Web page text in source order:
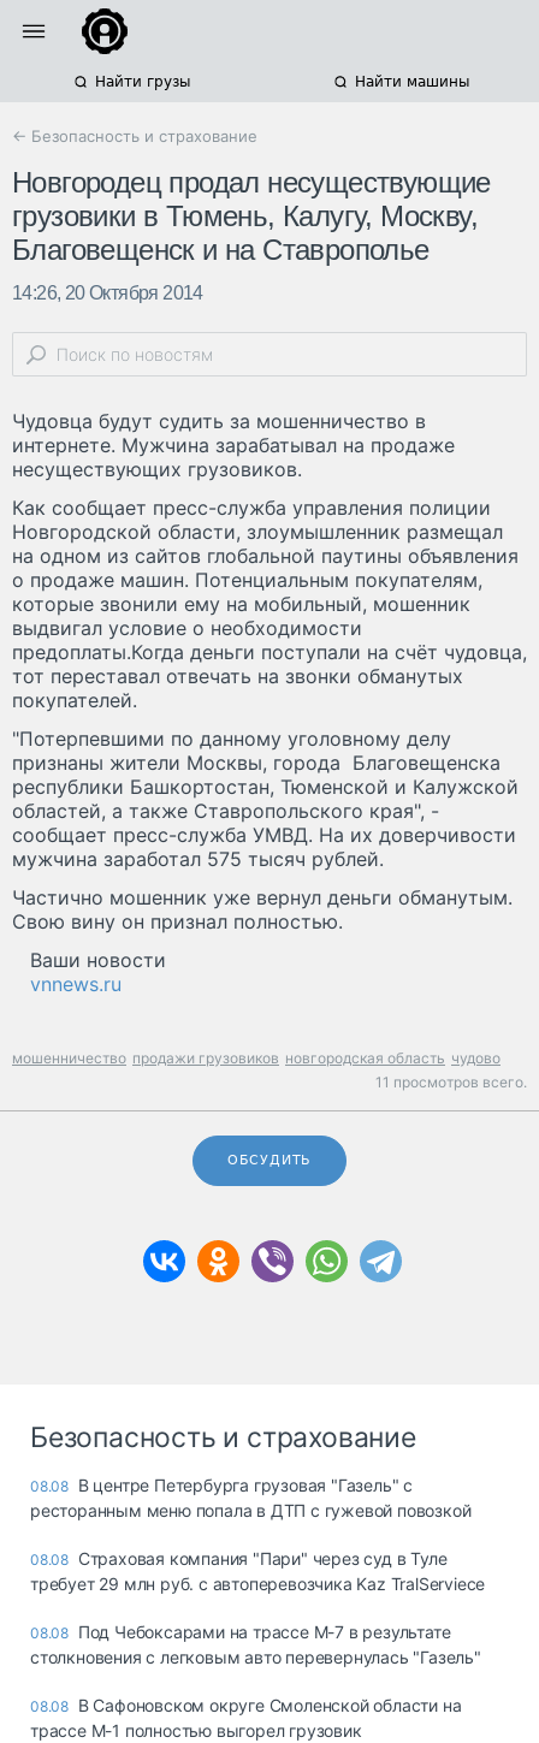
Найти грузы Найти машины
← Безопасность и страхование
Новгородец продал несуществующие
грузовики в Тюмень, Калугу, Москву,
Благовещенск и на Ставрополье
14:26, 20 Октября 2014
Чудовца будут судить за мошенничество в
интернете. Мужчина зарабатывал на продаже
несуществующих грузовиков.
Как сообщает пресс-служба управления полиции
Новгородской области, злоумышленник размещал
на одном из сайтов глобальной паутины объявления
о продаже машин. Потенциальным покупателям,
которые звонили ему на мобильный, мошенник
выдвигал условие о необходимости
предоплаты.Когда деньги поступали на счёт чудовца,
тот переставал отвечать на звонки обманутых
покупателей.
"Потерпевшими по данному уголовному делу
признаны жители Москвы, города Благовещенска
республики Башкортостан, Тюменской и Калужской
областей, а также Ставропольского края", -
сообщает пресс-служба УМВД. На их доверчивости
мужчина заработал 575 тысяч рублей.
Частично мошенник уже вернул деньги обманутым.
Свою вину он признал полностью.
Ваши новости
vnnews.ru
мошенничество продажи грузовиков новгородская область чудово
11 просмотров всего.
ОБСУДИТЬ
Безопасность и страхование
08.08 В центре Петербурга грузовая "Газель" с
ресторанным меню попала в ДТП с гужевой повозкой
08.08 Страховая компания "Пари" через суд в Туле
требует 29 млн руб. с автоперевозчика Kaz TralServiece
08.08 Под Чебоксарами на трассе М-7 в результате
столкновения с легковым авто перевернулась "Газель"
08.08 В Сафоновском округе Смоленской области на
трассе М-1 полностью выгорел грузовик